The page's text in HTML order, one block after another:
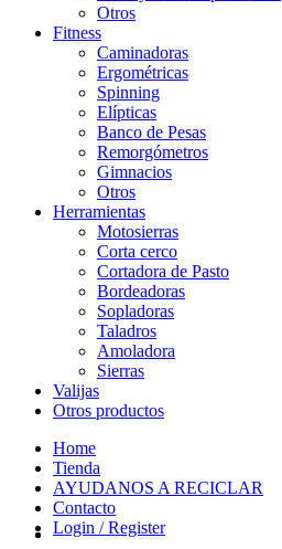
Otros
Fitness
Caminadoras
Ergométricas
Spinning
Elípticas
Banco de Pesas
Remorgómetros
Gimnacios
Otros
Herramientas
Motosierras
Corta cerco
Cortadora de Pasto
Bordeadoras
Sopladoras
Taladros
Amoladora
Sierras
Valijas
Otros productos
Home
Tienda
AYUDANOS A RECICLAR
Contacto
Login / Register